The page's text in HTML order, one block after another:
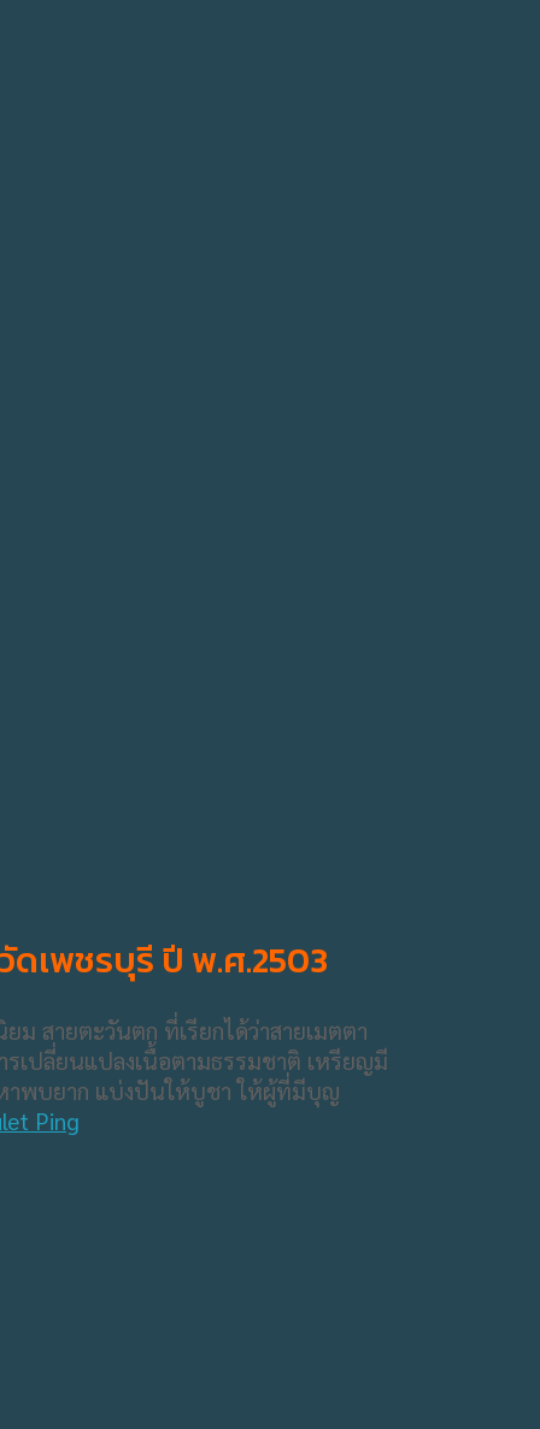
เพชรบุรี ปี พ.ศ.2503
สายตะวันตก ที่เรียกได้ว่าสายเมตตา
เปลี่ยนแปลงเนื้อตามธรรมชาติ เหรียญมี
หาพบยาก แบ่งปันให้บูชา ให้ผู้ที่มีบุญ
Ping